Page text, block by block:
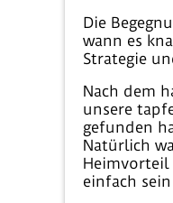
Die
wann es
Strategie
Nach dem
unsere
gefunden
Natürlich
Heimvorteil
einfach